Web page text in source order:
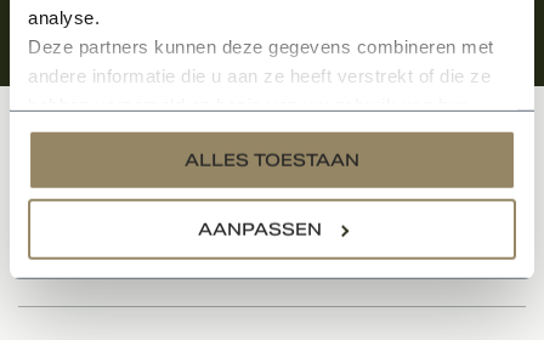
analyse.
Deze partners kunnen deze gegevens combineren met
andere informatie die u aan ze heeft verstrekt of die ze
services.
ALLES TOESTAAN
AANPASSEN
Klantenservice
Categorieën